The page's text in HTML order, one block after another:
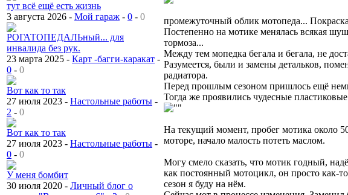
тут всё ещё есть жизнь
3 августа 2026 - Мой гараж - 0 - 0
РОГАТОПЕДАЛЬный... для
инвалида без рук.
23 марта 2025 - Карт -багги-каракат -
0 - 0
Вот как то так
27 июля 2023 - Настольные работы -
2 - 0
Вот как то так
27 июля 2023 - Настольные работы -
0 - 0
У меня бомбит
30 июля 2020 - Личный блог о
промежуточный облик мотопеда...
Постепенно на мотике менялась всякая
тормоза...
Между тем мопедка бегала и бегала, не
Разумеется, были и замены детальков,
радиатора.
Перед прошлым сезоном пришлось ещё
Тогда же проявились чудесные
На текущий момент, пробег мотика около
моторе, начало малость потеть маслом.
Могу смело сказать, что мотик годный,
как постоянный мотоцикл, он просто как-
сезон я буду на нём.